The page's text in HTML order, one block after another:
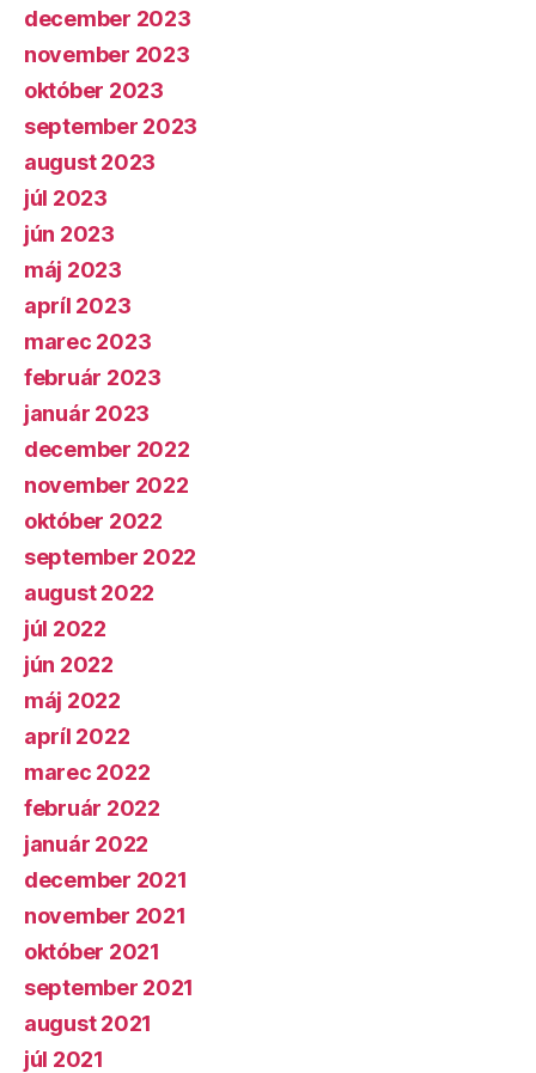
december 2023
november 2023
október 2023
september 2023
august 2023
júl 2023
jún 2023
máj 2023
apríl 2023
marec 2023
február 2023
január 2023
december 2022
november 2022
október 2022
september 2022
august 2022
júl 2022
jún 2022
máj 2022
apríl 2022
marec 2022
február 2022
január 2022
december 2021
november 2021
október 2021
september 2021
august 2021
júl 2021